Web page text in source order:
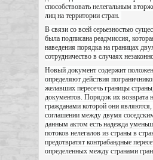
способствовать нелегальным
лиц на территории стран.
В связи со всей серьезностью
была подписана реадмиссия,
наведения порядка на границах
сотрудничество в случаях
Новый документ содержит
определяют действия
желавших пересечь границы
документов. Порядок их возврата
гражданами которой они являются,
соглашении между двумя
данным актом есть надежда
потоков нелегалов из страны в
предотвратят контрабандные
определенных между странами